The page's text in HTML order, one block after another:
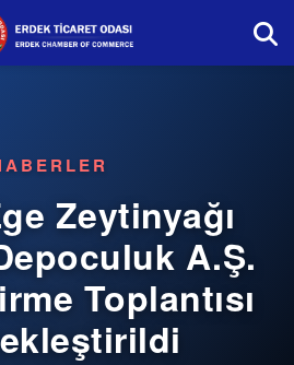
Zeytinyağı
A.Ş.
Toplantısı